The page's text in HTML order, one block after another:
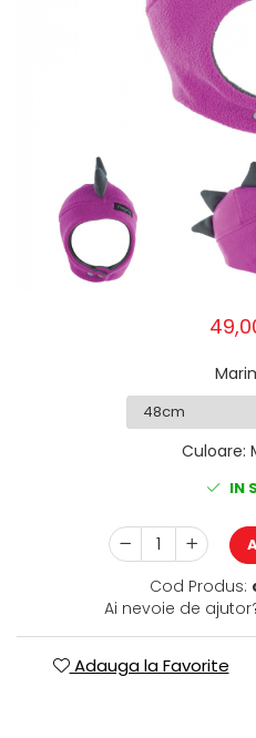
Culoare:
IN
Cod Produs:
Ai nevoie de
Adauga la Favorite